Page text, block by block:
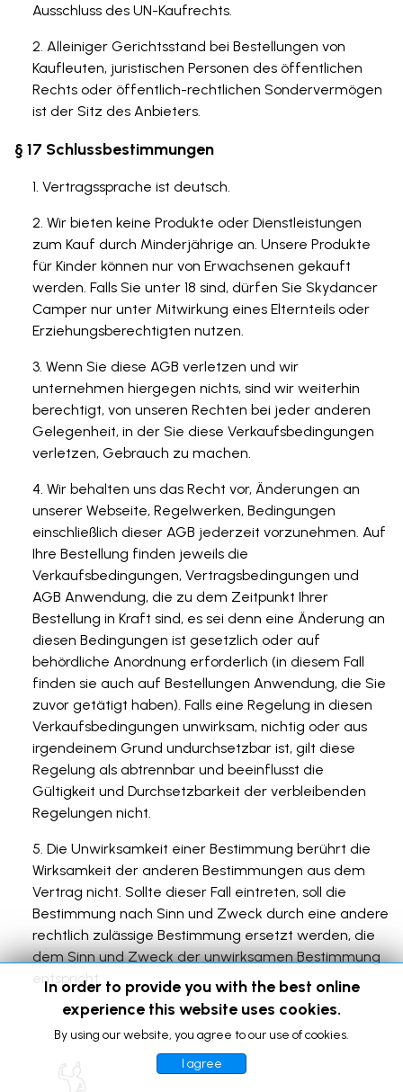
Ausschluss des UN-Kaufrechts.
Alleiniger Gerichtsstand bei Bestellungen von
Kaufleuten, juristischen Personen des öffentlichen
Rechts oder öffentlich-rechtlichen Sondervermögen
ist der Sitz des Anbieters.
§ 17 Schlussbestimmungen
Vertragssprache ist deutsch.
Wir bieten keine Produkte oder Dienstleistungen
zum Kauf durch Minderjährige an. Unsere Produkte
für Kinder können nur von Erwachsenen gekauft
werden. Falls Sie unter 18 sind, dürfen Sie Skydancer
Camper nur unter Mitwirkung eines Elternteils oder
Erziehungsberechtigten nutzen.
Wenn Sie diese AGB verletzen und wir
unternehmen hiergegen nichts, sind wir weiterhin
berechtigt, von unseren Rechten bei jeder anderen
Gelegenheit, in der Sie diese Verkaufsbedingungen
verletzen, Gebrauch zu machen.
Wir behalten uns das Recht vor, Änderungen an
unserer Webseite, Regelwerken, Bedingungen
einschließlich dieser AGB jederzeit vorzunehmen. Auf
Ihre Bestellung finden jeweils die
Verkaufsbedingungen, Vertragsbedingungen und
AGB Anwendung, die zu dem Zeitpunkt Ihrer
Bestellung in Kraft sind, es sei denn eine Änderung an
diesen Bedingungen ist gesetzlich oder auf
behördliche Anordnung erforderlich (in diesem Fall
finden sie auch auf Bestellungen Anwendung, die Sie
zuvor getätigt haben). Falls eine Regelung in diesen
Verkaufsbedingungen unwirksam, nichtig oder aus
irgendeinem Grund undurchsetzbar ist, gilt diese
Regelung als abtrennbar und beeinflusst die
Gültigkeit und Durchsetzbarkeit der verbleibenden
Regelungen nicht.
Die Unwirksamkeit einer Bestimmung berührt die
Wirksamkeit der anderen Bestimmungen aus dem
Vertrag nicht. Sollte dieser Fall eintreten, soll die
Bestimmung nach Sinn und Zweck durch eine andere
rechtlich zulässige Bestimmung ersetzt werden, die
dem Sinn und Zweck der unwirksamen Bestimmung
entspricht.
In order to provide you with the best online
experience this website uses cookies.
By using our website, you agree to our use of cookies.
I agree